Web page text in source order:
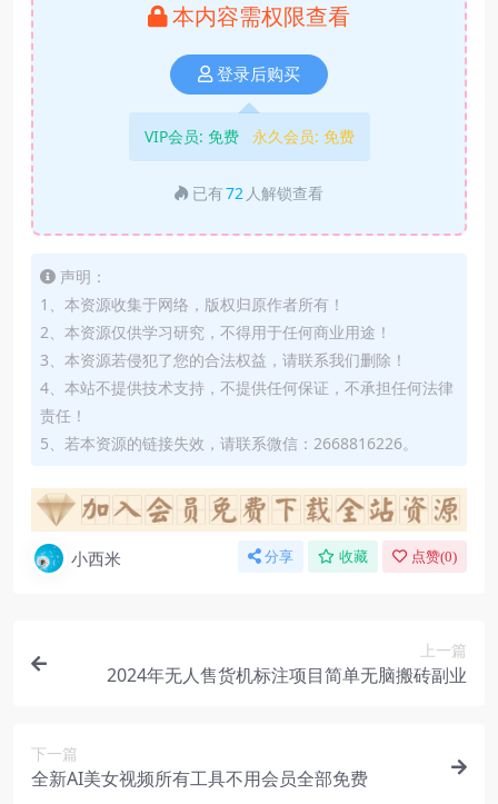
本内容需权限查看
登录后购买
VIP会员: 免费 永久会员: 免费
已有72 人解锁查看
声明：
1、本资源收集于网络，版权归原作者所有！
2、本资源仅供学习研究，不得用于任何商业用途！
3、本资源若侵犯了您的合法权益，请联系我们删除！
4、本站不提供技术支持，不提供任何保证，不承担任何法律
责任！
5、若本资源的链接失效，请联系微信：2668816226。
小西米 分享 收藏 点赞(0)
上一篇
2024年无人售货机标注项目简单无脑搬砖副业
下一篇
全新AI美女视频所有工具不用会员全部免费